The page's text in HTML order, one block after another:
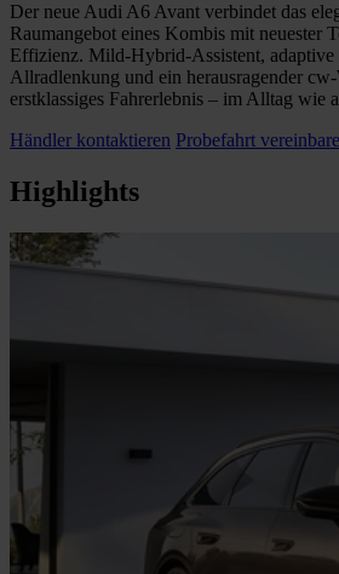
Der neue Audi A6 Avant verbindet das
Raumangebot eines Kombis mit neuester
Effizienz. Mild-Hybrid-Assistent, adaptive
Allradlenkung und ein herausragender
erstklassiges Fahrerlebnis – im Alltag wie
Händler kontaktieren Probefahrt
Highlights